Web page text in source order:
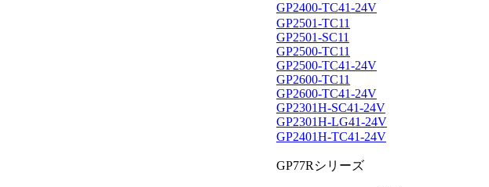
GP2400-TC41-24V
GP2501-TC11
GP2501-SC11
GP2500-TC11
GP2500-TC41-24V
GP2600-TC11
GP2600-TC41-24V
GP2301H-SC41-24V
GP2301H-LG41-24V
GP2401H-TC41-24V
GP77Rシリーズ